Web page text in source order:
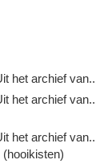
het archief
het archief
het archief